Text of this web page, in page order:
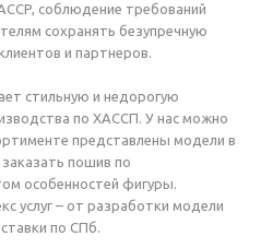
соблюдение требований
сохранять безупречную
и партнеров.
стильную и недорогую
по ХАССП. У нас можно
представлены модели в
пошив по
особенностей фигуры.
услуг – от разработки модели
по СПб.